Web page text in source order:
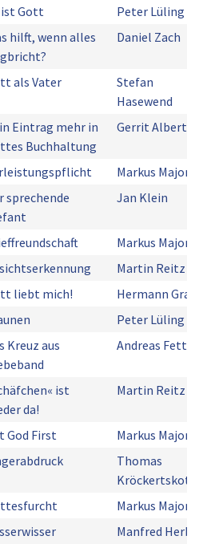
ist Gott Peter Lüling
hilft, wenn alles
Daniel Zach
als Vater
Stefan
Hasewend
Eintrag mehr in
Buchhaltung
Gerrit Alberts
Markus
sprechende
Jan Klein
Markus
Martin Reitz
liebt mich! Hermann
Peter Lüling
Kreuz aus
Andreas Fett
ist
da!
Martin Reitz
God First Markus
Thomas
Markus
Manfred